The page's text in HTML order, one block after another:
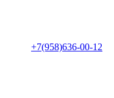
+7(958)636-00-12